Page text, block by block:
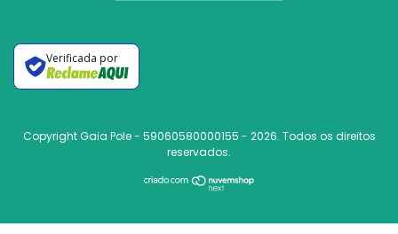
Verificada por
Copyright Gaia Pole - 59060580000155 - 2026. Todos os direitos
reservados.